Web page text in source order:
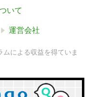
いて
運営会社
による収益を得ていま